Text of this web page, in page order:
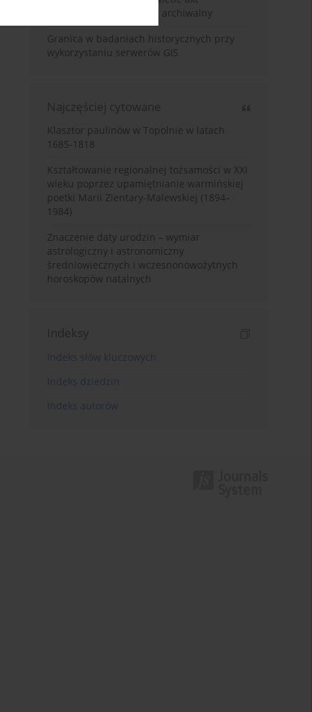
osobowych. Rekonesans archiwalny
Granica w badaniach historycznych przy
wykorzystaniu serwerów GIS
Najczęściej cytowane
Klasztor paulinów w Topolnie w latach
1685-1818
Kształtowanie regionalnej tożsamości w XXI
wieku poprzez upamiętnianie warmińskiej
poetki Marii Zientary-Malewskiej (1894–
1984)
Znaczenie daty urodzin – wymiar
astrologiczny i astronomiczny
średniowiecznych i wczesnonowożytnych
horoskopów natalnych
Indeksy
Indeks słów kluczowych
Indeks dziedzin
Indeks autorów